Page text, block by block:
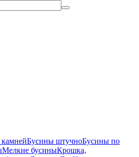
Бусины штучноБусины по
Мелкие бусиныКрошка,